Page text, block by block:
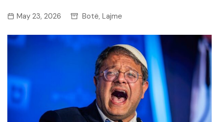
May 23, 2026 Botë, Lajme